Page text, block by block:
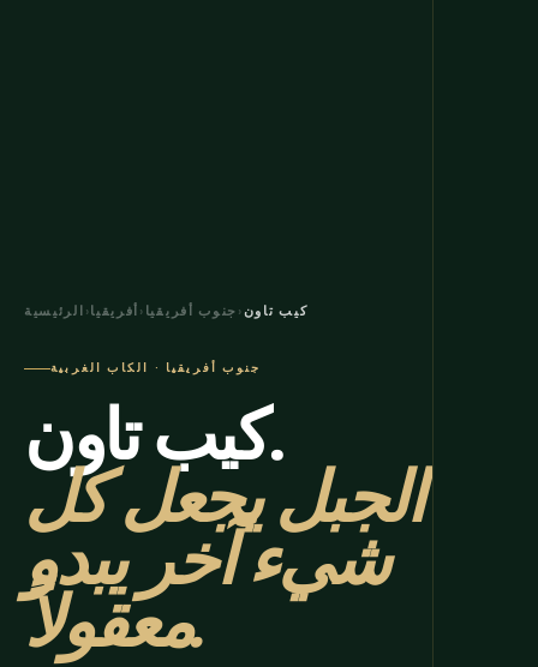
الرئيسية ›أفريقيا › جنوب أفريقيا ›كيب تاون
جنوب أفريقيا · الكاب الغربية
كيب تاون.
الجبل يجعل كل
شيء آخر يبدو
معقولاً.